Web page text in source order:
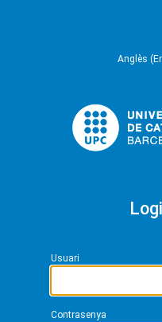
Anglès
Usuari
Contrasenya